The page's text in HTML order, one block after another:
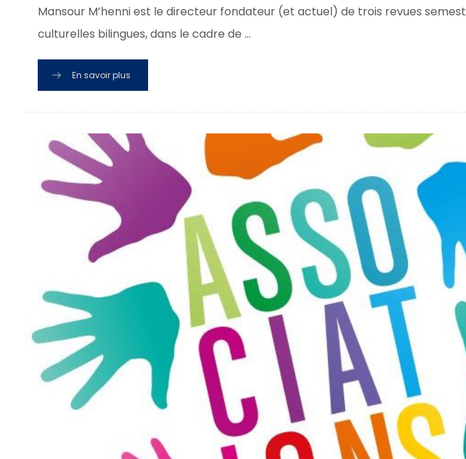
Mansour M’henni est le directeur fondateur (et actuel) de trois revues
culturelles bilingues, dans le cadre de ...
En savoir plus